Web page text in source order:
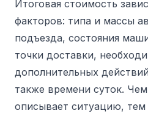
Итоговая стоимость
факторов: типа и массы
подъезда, состояния
точки доставки,
дополнительных
также времени суток.
описывает ситуацию,